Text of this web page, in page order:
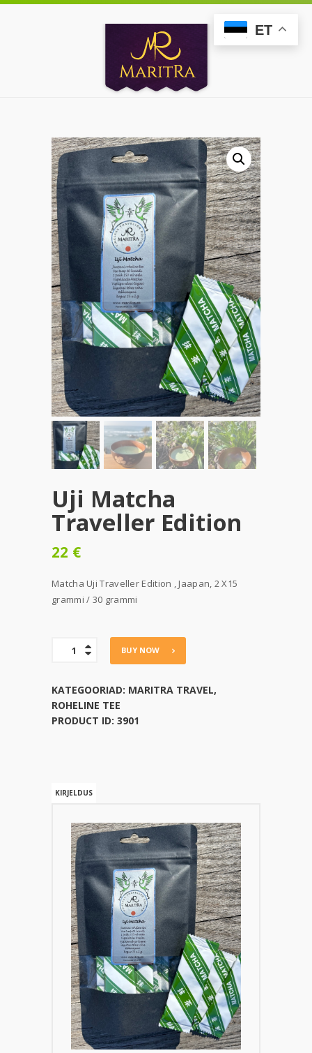
ROHELINE TEE
SIIDIVAIBAD
SALLID
ESITLUSED
KONTAKT
Uji Matcha
Traveller Edition
22 €
Matcha Uji Traveller Edition , Jaapan, 2 X15
grammi / 30 grammi
Matcha
kogus
BUY NOW
KATEGOORIAD: MARITRA TRAVEL,
ROHELINE TEE
PRODUCT ID: 3901
KIRJELDUS
ET